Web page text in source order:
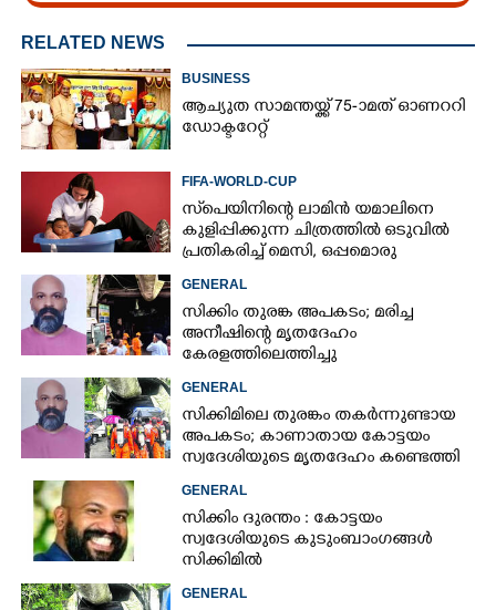
RELATED NEWS
BUSINESS
ആച്യുത സാമന്തയ്ക്ക് 75-ാമത് ഓണററി
ഡോക്ടറേറ്റ്
FIFA-WORLD-CUP
സ്‌പെയിനിന്റെ ലാമിൻ യമാലിനെ
കുളിപ്പിക്കുന്ന ചിത്രത്തിൽ ഒടുവിൽ
പ്രതികരിച്ച് മെസി, ഒപ്പമൊരു
GENERAL
സിക്കിം തുരങ്ക അപകടം; മരിച്ച
അനീഷിന്റെ മൃതദേഹം
കേരളത്തിലെത്തിച്ചു
GENERAL
സിക്കിമിലെ തുരങ്കം തകർന്നുണ്ടായ
അപകടം; കാണാതായ കോട്ടയം
സ്വദേശിയുടെ മൃതദേഹം കണ്ടെത്തി
GENERAL
സിക്കിം ദുരന്തം : കോട്ടയം
സ്വദേശിയുടെ കുടുംബാംഗങ്ങൾ
സിക്കിമിൽ
GENERAL